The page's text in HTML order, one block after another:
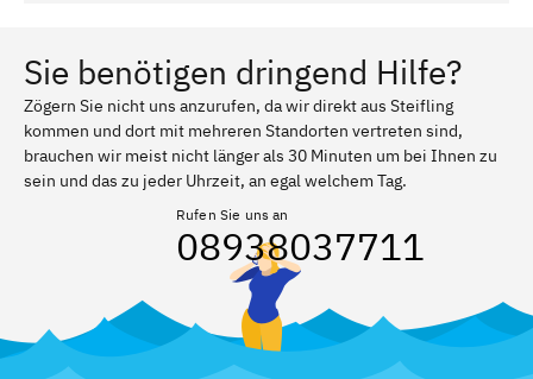
Sie benötigen dringend Hilfe?
Zögern Sie nicht uns anzurufen, da wir direkt aus Steifling
kommen und dort mit mehreren Standorten vertreten sind,
brauchen wir meist nicht länger als 30 Minuten um bei Ihnen zu
sein und das zu jeder Uhrzeit, an egal welchem Tag.
Rufen Sie uns an
08938037711